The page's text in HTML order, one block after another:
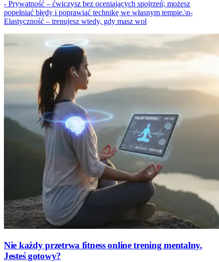
- Prywatność – ćwiczysz bez oceniających spojrzeń; możesz
popełniać błędy i poprawiać technikę we własnym tempie.\n-
Elastyczność – trenujesz wtedy, gdy masz wol
Nie każdy przetrwa fitness online trening mentalny.
Jesteś gotowy?